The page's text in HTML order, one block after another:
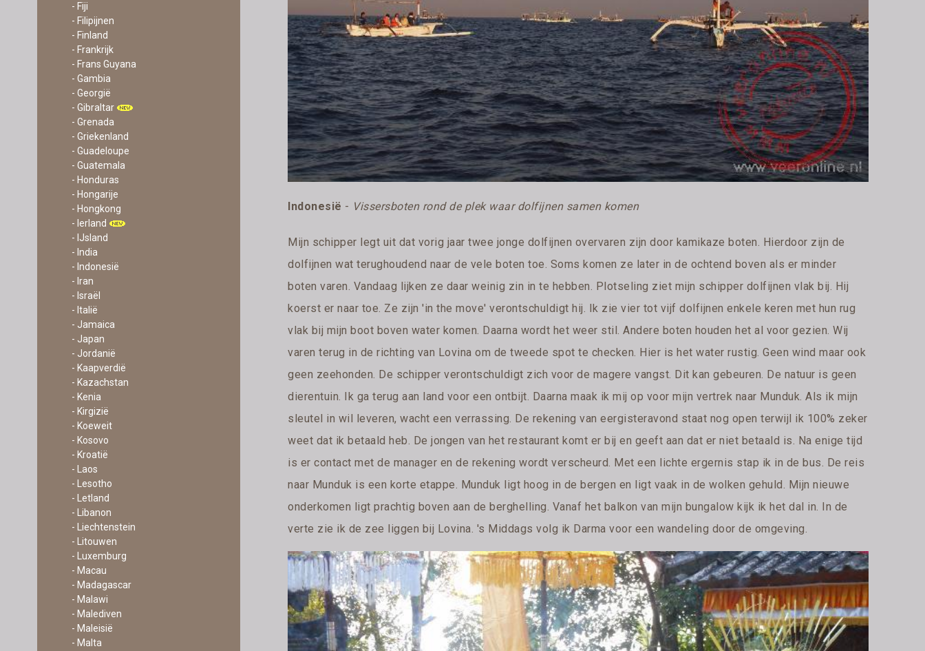
- Fiji
- Filipijnen
- Finland
- Frankrijk
- Frans Guyana
- Gambia
- Georgië
- Gibraltar
- Grenada
- Griekenland
- Guadeloupe
- Guatemala
- Honduras
- Hongarije
- Hongkong
- Ierland
- IJsland
- India
- Indonesië
- Iran
- Israël
- Italië
- Jamaica
- Japan
- Jordanië
- Kaapverdië
- Kazachstan
- Kenia
- Kirgizië
- Koeweit
- Kosovo
- Kroatië
- Laos
- Lesotho
- Letland
- Libanon
- Liechtenstein
- Litouwen
- Luxemburg
- Macau
- Madagascar
- Malawi
- Malediven
- Maleisië
- Malta
Indonesië - Vissersboten rond de plek waar dolfijnen samen komen
Mijn schipper legt uit dat vorig jaar twee jonge dolfijnen overvaren zijn door kamikaze boten. Hierdoor zijn de
dolfijnen wat terughoudend naar de vele boten toe. Soms komen ze later in de ochtend boven als er minder
boten varen. Vandaag lijken ze daar weinig zin in te hebben. Plotseling ziet mijn schipper dolfijnen vlak bij. Hij
koerst er naar toe. Ze zijn 'in the move' verontschuldigt hij. Ik zie vier tot vijf dolfijnen enkele keren met hun rug
vlak bij mijn boot boven water komen. Daarna wordt het weer stil. Andere boten houden het al voor gezien. Wij
varen terug in de richting van Lovina om de tweede spot te checken. Hier is het water rustig. Geen wind maar ook
geen zeehonden. De schipper verontschuldigt zich voor de magere vangst. Dit kan gebeuren. De natuur is geen
dierentuin. Ik ga terug aan land voor een ontbijt. Daarna maak ik mij op voor mijn vertrek naar Munduk. Als ik mijn
sleutel in wil leveren, wacht een verrassing. De rekening van eergisteravond staat nog open terwijl ik 100% zeker
weet dat ik betaald heb. De jongen van het restaurant komt er bij en geeft aan dat er niet betaald is. Na enige tijd
is er contact met de manager en de rekening wordt verscheurd. Met een lichte ergernis stap ik in de bus. De reis
naar Munduk is een korte etappe. Munduk ligt hoog in de bergen en ligt vaak in de wolken gehuld. Mijn nieuwe
onderkomen ligt prachtig boven aan de berghelling. Vanaf het balkon van mijn bungalow kijk ik het dal in. In de
verte zie ik de zee liggen bij Lovina. 's Middags volg ik Darma voor een wandeling door de omgeving.